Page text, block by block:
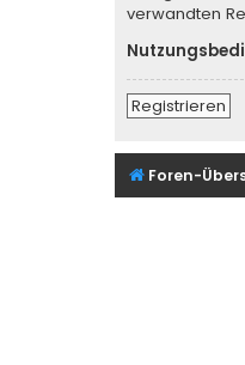
verwandten
Registrieren
Foren-